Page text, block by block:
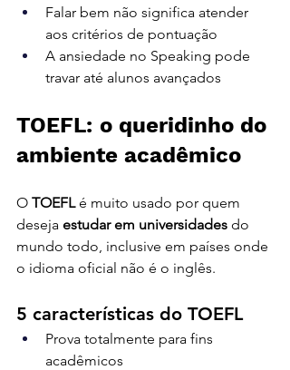
Falar bem não significa atender
aos critérios de pontuação
A ansiedade no Speaking pode
travar até alunos avançados
TOEFL: o queridinho do
ambiente acadêmico
O TOEFL é muito usado por quem
deseja estudar em universidades do
mundo todo, inclusive em países onde
o idioma oficial não é o inglês.
5 características do TOEFL
Prova totalmente para fins
acadêmicos